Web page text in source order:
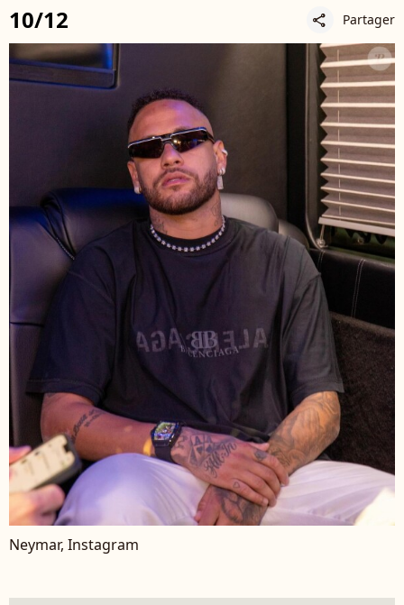
10/12 share Partager
Neymar, Instagram